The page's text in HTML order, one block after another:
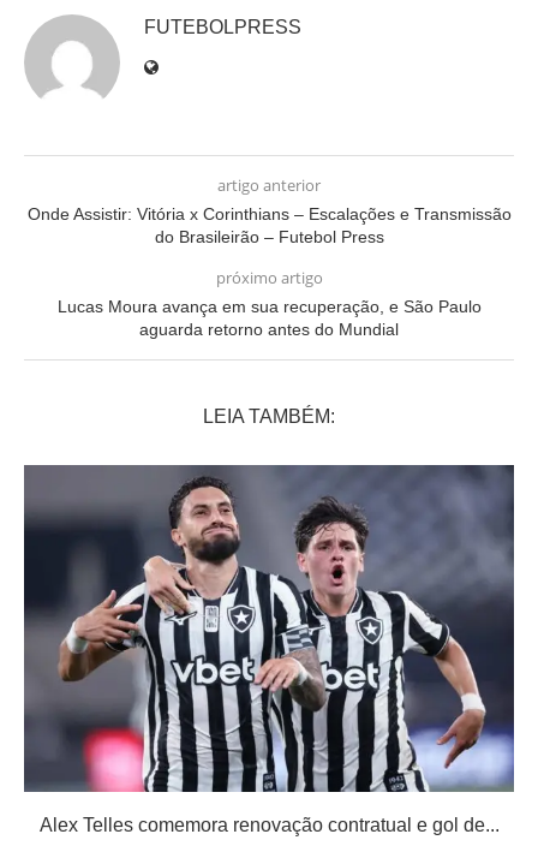
FUTEBOLPRESS
artigo anterior
Onde Assistir: Vitória x Corinthians – Escalações e Transmissão
do Brasileirão – Futebol Press
próximo artigo
Lucas Moura avança em sua recuperação, e São Paulo
aguarda retorno antes do Mundial
LEIA TAMBÉM:
Alex Telles comemora renovação contratual e gol de...